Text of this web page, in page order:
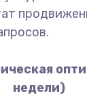
недели)